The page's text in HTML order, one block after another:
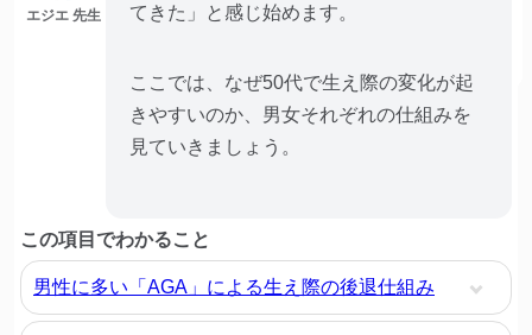
エジエ 先生
てきた」と感じ始めます。
ここでは、なぜ50代で生え際の変化が起
きやすいのか、男女それぞれの仕組みを
見ていきましょう。
この項目でわかること
男性に多い「AGA」による生え際の後退仕組み